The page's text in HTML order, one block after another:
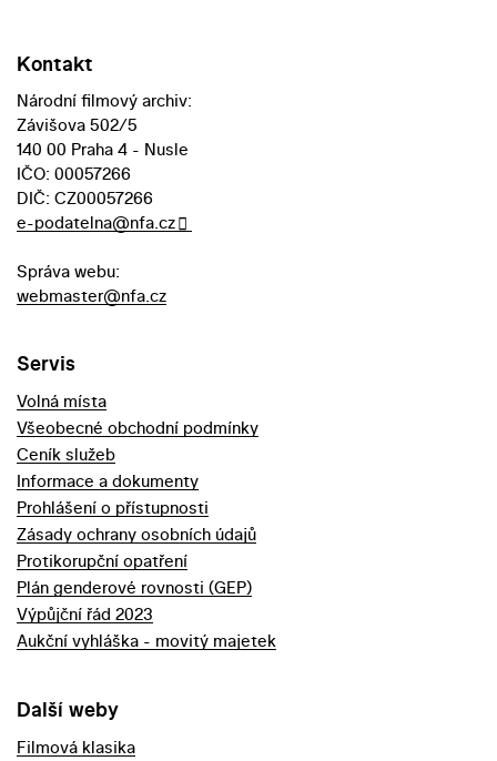
Kontakt
Národní filmový archiv:
Závišova 502/5
140 00 Praha 4 - Nusle
IČO: 00057266
DIČ: CZ00057266
e-podatelna@nfa.cz
Správa webu:
webmaster@nfa.cz
Servis
Volná místa
Všeobecné obchodní podmínky
Ceník služeb
Informace a dokumenty
Prohlášení o přístupnosti
Zásady ochrany osobních údajů
Protikorupční opatření
Plán genderové rovnosti (GEP)
Výpůjční řád 2023
Aukční vyhláška - movitý majetek
Další weby
Filmová klasika